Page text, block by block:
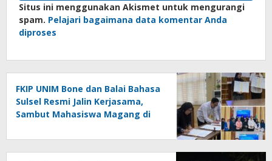
Situs ini menggunakan Akismet untuk mengurangi
spam. Pelajari bagaimana data komentar Anda
diproses
FKIP UNIM Bone dan Balai Bahasa
Sulsel Resmi Jalin Kerjasama,
Sambut Mahasiswa Magang di